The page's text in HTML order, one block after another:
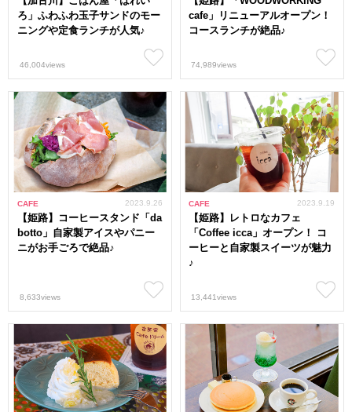
ろ」ふわふわ玉子サンドのモー
ニングや定食ランチが人気♪
46,004views
cafe」リニューアルオープン！
コースランチが絶品♪
74,989views
CAFE
【姫路】コーヒースタンド「da
botto」自家製アイスやパニー
ニがお手ごろで絶品♪
2023.9.26
8,633views
CAFE
【姫路】レトロなカフェ
「Coffee icca」オープン！ コ
ーヒーと自家製スイーツが魅力
♪
2023.9.19
13,441views